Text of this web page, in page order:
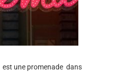
est une promenade dans